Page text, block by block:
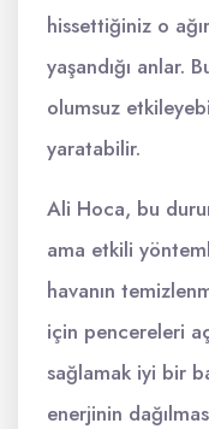
hissettiğiniz o
yaşandığı anlar.
olumsuz
yaratabilir.
Ali Hoca, bu
ama etkili
havanın
için pencereleri
sağlamak iyi bir
enerjinin